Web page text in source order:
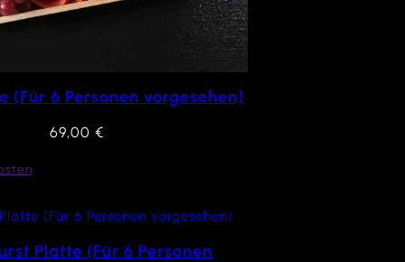
(Für 6 Personen vorgesehen)
69,00€
Platte (Für 6 Personen